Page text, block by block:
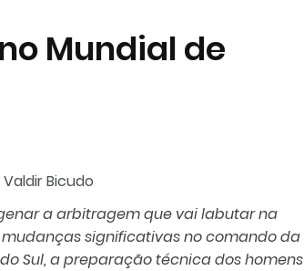
Mundial de
Bicudo
a arbitragem que vai labutar na
mudanças significativas no comando da
Sul, a preparação técnica dos homens